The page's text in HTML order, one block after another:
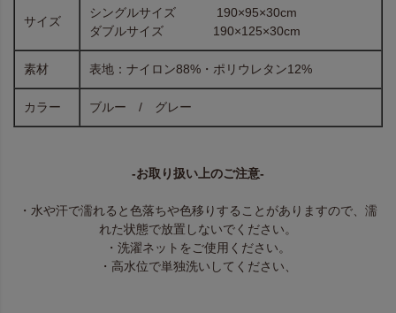
サイズ
シングルサイズ 190×95×30cm
ダブルサイズ 190×125×30cm
素材 表地：ナイロン88%・ポリウレタン12%
カラー ブルー / グレー
-お取り扱い上のご注意-
・水や汗で濡れると色落ちや色移りすることがありますので、濡
れた状態で放置しないでください。
・洗濯ネットをご使用ください。
・高水位で単独洗いしてください、